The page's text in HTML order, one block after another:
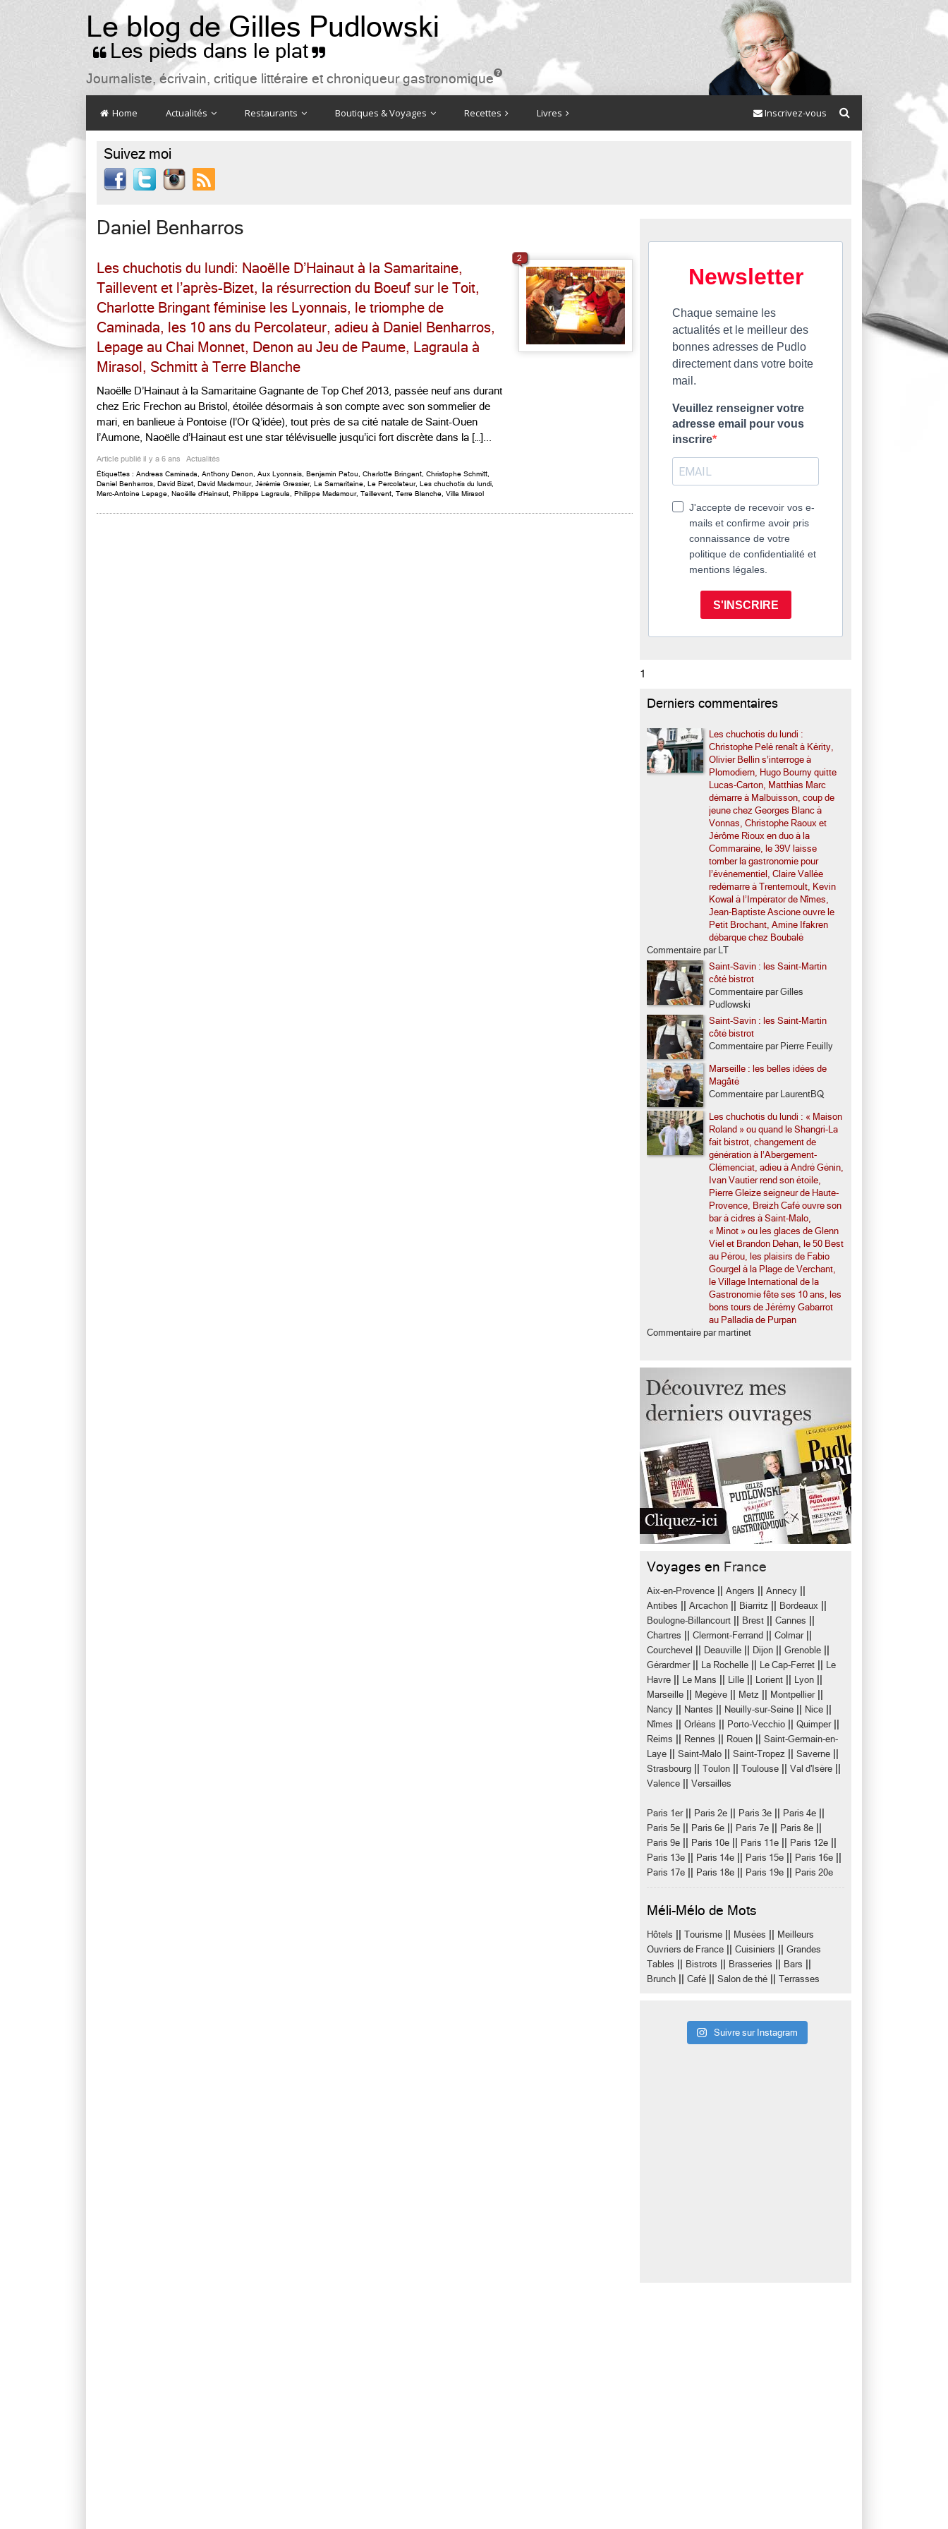
Le blog de Gilles Pudlowski
 Les pieds dans le plat 
Journaliste, écrivain, critique littéraire et chroniqueur gastronomique

Home Actualités Restaurants Boutiques & Voyages Recettes Livres Inscrivez-vous
Suivez moi

Daniel Benharros
Les chuchotis du lundi: Naoëlle D’Hainaut à la Samaritaine,
Taillevent et l’après-Bizet, la résurrection du Boeuf sur le Toit,
Charlotte Bringant féminise les Lyonnais, le triomphe de
Caminada, les 10 ans du Percolateur, adieu à Daniel Benharros,
Lepage au Chai Monnet, Denon au Jeu de Paume, Lagraula à
Mirasol, Schmitt à Terre Blanche
Naoëlle D’Hainaut à la Samaritaine Gagnante de Top Chef 2013, passée neuf ans durant
chez Eric Frechon au Bristol, étoilée désormais à son compte avec son sommelier de
mari, en banlieue à Pontoise (l’Or Q’idée), tout près de sa cité natale de Saint-Ouen
l’Aumone, Naoëlle d’Hainaut est une star télévisuelle jusqu’ici fort discrète dans la […]...
Article publié il y a 6 ans Actualités
Étiquettes : Andreas Caminada Anthony Denon Aux Lyonnais Benjamin Patou Charlotte Bringant Christophe Schmitt
Daniel Benharros David Bizet David Madamour, Jérémie Gressier, La Samaritaine Le Percolateur, Les chuchotis du lundi
Marc-Antoine Lepage Naoëlle d'Hainaut Philippe Lagraula Philippe Madamour, Taillevent Terre Blanche Villa Mirasol
2
Newsletter
Chaque semaine les
actualités et le meilleur des
bonnes adresses de Pudlo
directement dans votre boite
mail.
Veuillez renseigner votre
adresse email pour vous
inscrire
J'accepte de recevoir vos e-
mails et confirme avoir pris
connaissance de votre
politique de confidentialité et
mentions légales.
S'INSCRIRE
1
Derniers commentaires
Les chuchotis du lundi :
Christophe Pelé renaît à Kérity,
Olivier Bellin s’interroge à
Plomodiern, Hugo Bourny quitte
Lucas-Carton, Matthias Marc
démarre à Malbuisson, coup de
jeune chez Georges Blanc à
Vonnas, Christophe Raoux et
Jérôme Rioux en duo à la
Commaraine, le 39V laisse
tomber la gastronomie pour
l’événementiel, Claire Vallée
redémarre à Trentemoult, Kevin
Kowal à l’Impérator de Nîmes,
Jean-Baptiste Ascione ouvre le
Petit Brochant, Amine Ifakren
débarque chez Boubalé
Commentaire par LT
Saint-Savin : les Saint-Martin
côté bistrot
Commentaire par Gilles
Pudlowski
Saint-Savin : les Saint-Martin
côté bistrot
Commentaire par Pierre Feuilly
Marseille : les belles idées de
Magâté
Commentaire par LaurentBQ
Les chuchotis du lundi : « Maison
Roland » ou quand le Shangri-La
fait bistrot, changement de
génération à l’Abergement-
Clémenciat, adieu à André Génin,
Ivan Vautier rend son étoile,
Pierre Gleize seigneur de Haute-
Provence, Breizh Café ouvre son
bar à cidres à Saint-Malo,
« Minot » ou les glaces de Glenn
Viel et Brandon Dehan, le 50 Best
au Pérou, les plaisirs de Fabio
Gourgel à la Plage de Verchant,
le Village International de la
Gastronomie fête ses 10 ans, les
bons tours de Jérémy Gabarrot
au Palladia de Purpan
Commentaire par martinet
Voyages en France
Aix-en-Provence Angers Annecy
Antibes Arcachon Biarritz Bordeaux
Boulogne-Billancourt Brest Cannes
Chartres Clermont-Ferrand Colmar||
Courchevel Deauville Dijon Grenoble
Gérardmer|| La Rochelle Le Cap-Ferret
Le
Havre
Le Mans Lille Lorient Lyon
Marseille Megève Metz Montpellier||
Nancy Nantes Neuilly-sur-Seine Nice
Nîmes Orléans Porto-Vecchio Quimper||
Reims Rennes Rouen
Saint-Germain-en-
Laye
Saint-Malo Saint-Tropez Saverne
Strasbourg Toulon Toulouse Val d'Isère
Valence Versailles
Paris 1er|| Paris 2e Paris 3e Paris 4e
Paris 5e Paris 6e Paris 7e Paris 8e
Paris 9e Paris 10e Paris 11e Paris 12e
Paris 13e Paris 14e Paris 15e Paris 16e
Paris 17e Paris 18e Paris 19e Paris 20e
Méli-Mélo de Mots
Hôtels Tourisme Musées
Meilleurs
Ouvriers de France
Cuisiniers
Grandes
Tables
Bistrots Brasseries Bars
Brunch Café Salon de thé Terrasses
Suivre sur Instagram